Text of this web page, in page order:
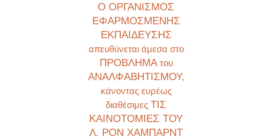
Ο ΟΡΓΑΝΙΣΜΟΣ
ΕΦΑΡΜΟΣΜΕΝΗΣ
ΕΚΠΑΙΔΕΥΣΗΣ
απευθύνεται άμεσα στο
ΠΡΟΒΛΗΜΑτου
ΑΝΑΛΦΑΒΗΤΙΣΜΟΥ,
κάνοντας ευρέως
διαθέσιμες ΤΙΣ
ΚΑΙΝΟΤΟΜΙΕΣ ΤΟΥ
Λ. ΡΟΝ ΧΑΜΠΑΡΝΤ